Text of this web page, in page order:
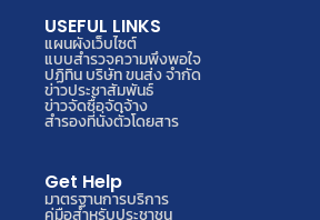
USEFUL LINKS
แผนผังเว็บไซต์
แบบสำรวจความพึงพอใจ
ปฏิทิน บริษัท ขนส่ง จำกัด
ข่าวประชาสัมพันธ์
ข่าวจัดซื้อจัดจ้าง
สำรองที่นั่งตั๋วโดยสาร
Get Help
มาตรฐานการบริการ
คู่มือสำหรับประชาชน